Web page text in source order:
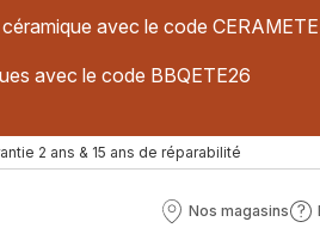
avec le code CERAMETE
avec le code BBQETE26
2 ans & 15 ans de réparabilité
Nos magasins
Nos